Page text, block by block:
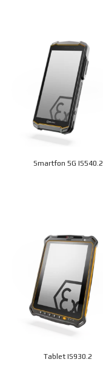
Smartfon 5G IS540.2
Tablet IS930.2